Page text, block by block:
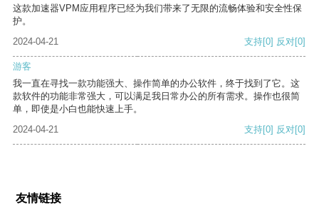
这款加速器VPM应用程序已经为我们带来了无限的流畅体验和安全性保
护。
2024-04-21
支持[0] 反对[0]
游客
我一直在寻找一款功能强大、操作简单的办公软件，终于找到了它。这
款软件的功能非常强大，可以满足我日常办公的所有需求。操作也很简
单，即使是小白也能快速上手。
2024-04-21
支持[0] 反对[0]
友情链接